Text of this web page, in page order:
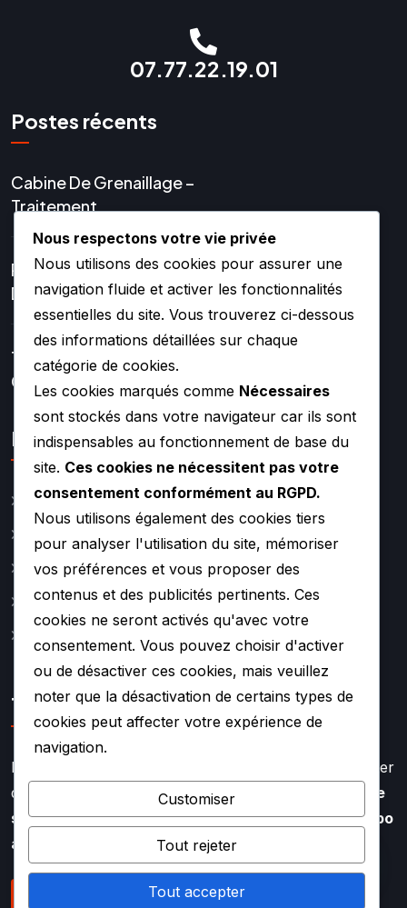
07.77.22.19.01
Postes récents
Cabine De Grenaillage –
Traitement
Réparation Et Rénovation
De Turbo
Turbos Hybrides Et
Compétition –
Lien rapide
Catalogue
A propos
Contact
Mentions légales
TURBO SOUF
Faire appel à l’expertise de TURBO SOUF, c’est profiter
d’un savoir faire aiguisé depuis plus de
20 ans dans le
secteur de la rénovation et de la réparation de turbo
auto
Nous respectons votre vie privée
Nous utilisons des cookies pour assurer une
navigation fluide et activer les fonctionnalités
essentielles du site. Vous trouverez ci-dessous
des informations détaillées sur chaque
catégorie de cookies.
Les cookies marqués comme Nécessaires
sont stockés dans votre navigateur car ils sont
indispensables au fonctionnement de base du
site. Ces cookies ne nécessitent pas votre
consentement conformément au RGPD.
Nous utilisons également des cookies tiers
pour analyser l'utilisation du site, mémoriser
vos préférences et vous proposer des
contenus et des publicités pertinents. Ces
cookies ne seront activés qu'avec votre
consentement. Vous pouvez choisir d'activer
ou de désactiver ces cookies, mais veuillez
noter que la désactivation de certains types de
cookies peut affecter votre expérience de
navigation.
Customiser
Tout rejeter
Tout accepter